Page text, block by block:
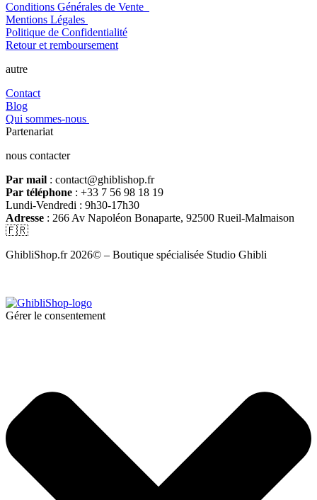
Conditions Générales de Vente
Mentions Légales
Politique de Confidentialité
Retour et remboursement
autre
Contact
Blog
Qui sommes-nous
Partenariat
nous contacter
Par mail : contact@ghiblishop.fr
Par téléphone : +33 7 56 98 18 19
Lundi-Vendredi : 9h30-17h30
Adresse : 266 Av Napoléon Bonaparte, 92500 Rueil-Malmaison
🇫🇷
GhibliShop.fr 2026© – Boutique spécialisée Studio Ghibli
Gérer le consentement